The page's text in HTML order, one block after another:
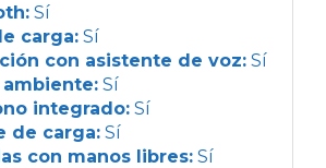
Sí
carga: Sí
con asistente de voz: Sí
Sí
integrado: Sí
de carga: Sí
con manos libres: Sí